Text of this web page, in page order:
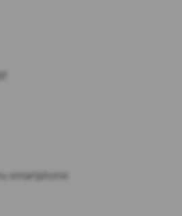
smartphone